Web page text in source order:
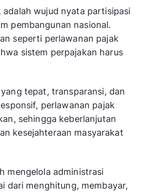
adalah wujud nyata partisipasi
pembangunan nasional.
seperti perlawanan pajak
sistem perpajakan harus
tepat, transparansi, dan
perlawanan pajak
sehingga keberlanjutan
kesejahteraan masyarakat
mengelola administrasi
dari menghitung, membayar,